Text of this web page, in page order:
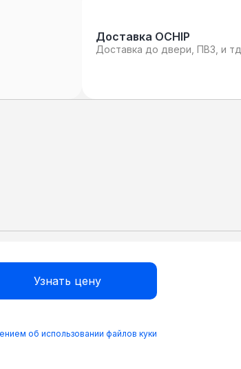
Доставка OCHIP
Доставка до двери, ПВЗ, и тд
об использовании файлов куки